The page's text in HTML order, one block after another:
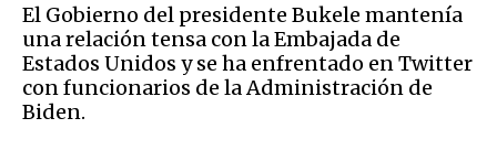
El Gobierno del presidente Bukele mantenía
una relación tensa con la Embajada de
Estados Unidos y se ha enfrentado en Twitter
con funcionarios de la Administración de
Biden.